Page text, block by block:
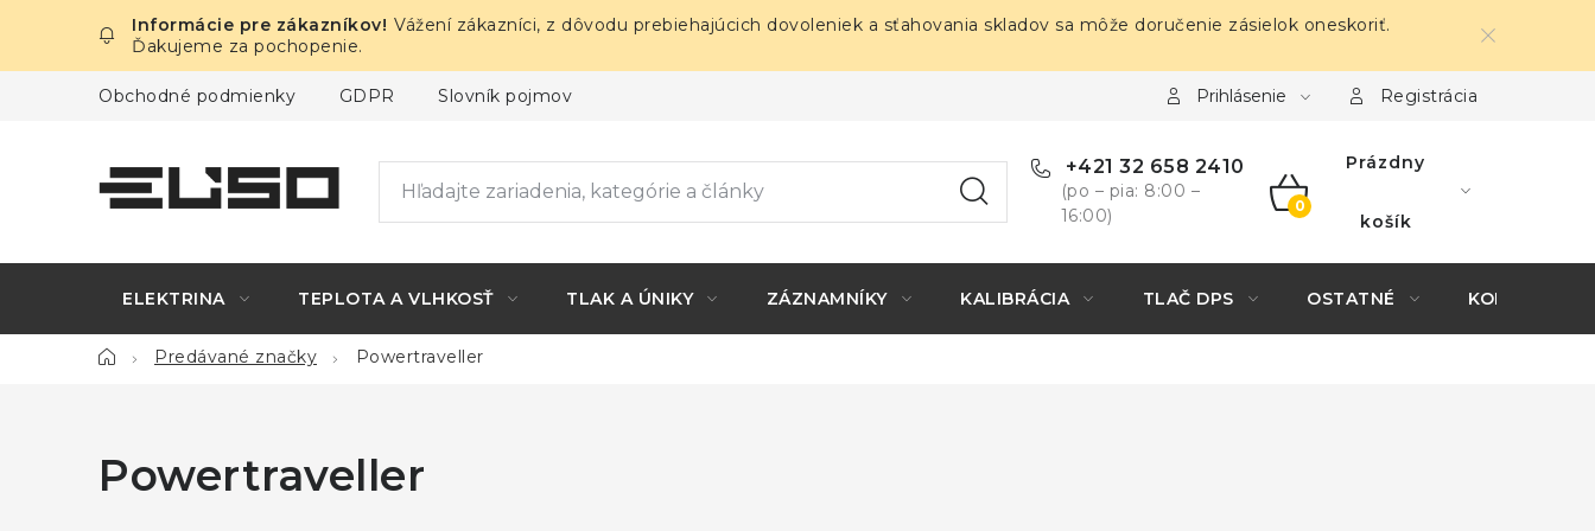
obsah
Vážení zákazníci, z dôvodu prebiehajúcich dovoleniek a sťahovania skladov sa môže doručenie zásielok oneskoriť.
Ďakujeme za pochopenie.
Obchodné podmienky GDPR Slovník pojmov Prihlásenie Registrácia
+421 32 658 2410
(po – pia: 8:00 –
16:00)
NÁKUPNÝ
Prázdny
košík
ELEKTRINA TEPLOTA A VLHKOSŤ TLAK A ÚNIKY ZÁZNAMNÍKY KALIBRÁCIA TLAČ DPS OSTATNÉ KONTAKTY
DomovPredávané značky Powertraveller
Powertraveller